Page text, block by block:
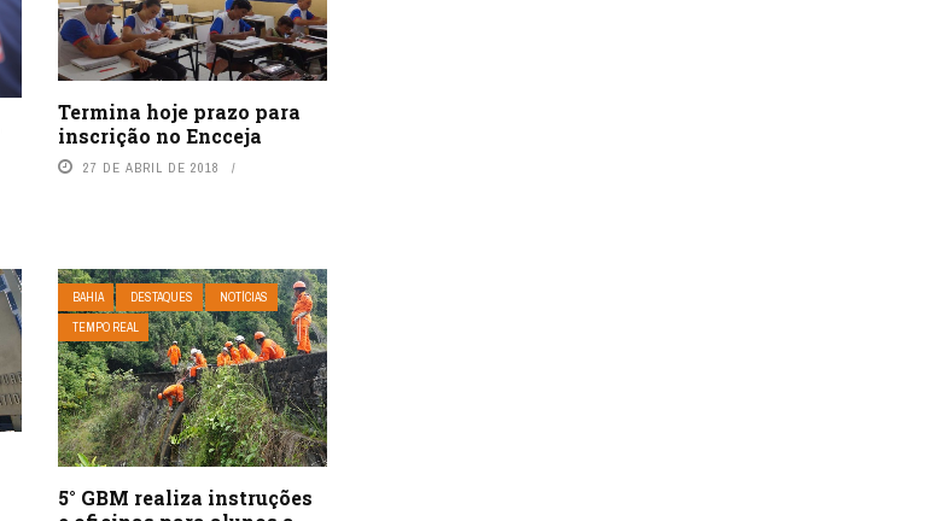
Termina hoje prazo para
inscrição no Encceja
27 DE ABRIL DE 2018
BAHIA DESTAQUES
NOTÍCIAS
TEMPO REAL
5° GBM realiza instruções